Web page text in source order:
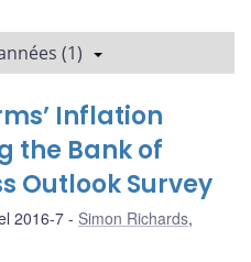
(1)
Inflation
the Bank of
Outlook Survey
2016-7 Simon Richards,